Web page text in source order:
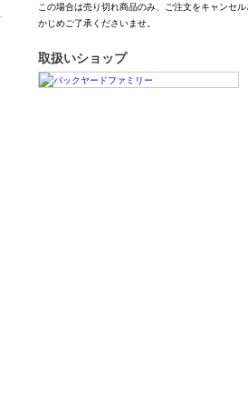
この場合は売り切れ商品のみ、ご注文をキャンセ
かじめご了承くださいませ。
取扱いショップ